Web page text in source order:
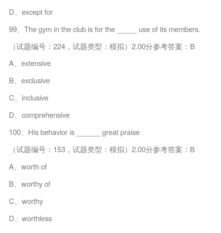
D、except for
99、The gym in the club is for the _____ use of its members.
（试题编号：224，试题类型：模拟）2.00分参考答案：B
A、extensive
B、exclusive
C、inclusive
D、comprehensive
100、His behavior is ______ great praise
（试题编号：153，试题类型：模拟）2.00分参考答案：B
A、worth of
B、worthy of
C、worthy
D、worthless